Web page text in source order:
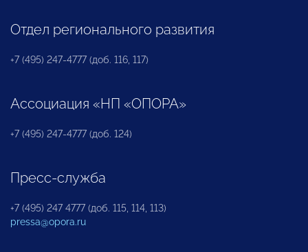
Отдел регионального развития
+7 (495) 247-4777 (доб. 116, 117)
Ассоциация «НП «ОПОРА»
+7 (495) 247-4777 (доб. 124)
Пресс-служба
+7 (495) 247 4777 (доб. 115, 114, 113)
pressa@opora.ru